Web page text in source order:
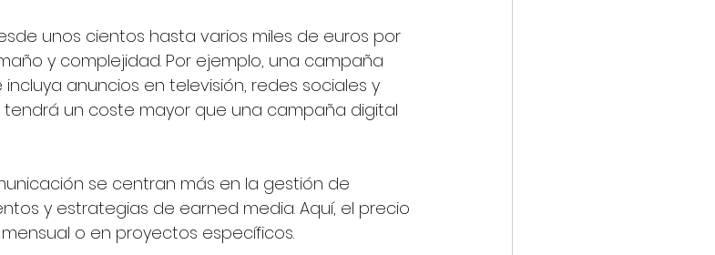
unos cientos hasta varios miles de euros por
y complejidad. Por ejemplo, una campaña
anuncios en televisión, redes sociales y
un coste mayor que una campaña digital
se centran más en la gestión de
y estrategias de earned media. Aquí, el precio
o en proyectos específicos.